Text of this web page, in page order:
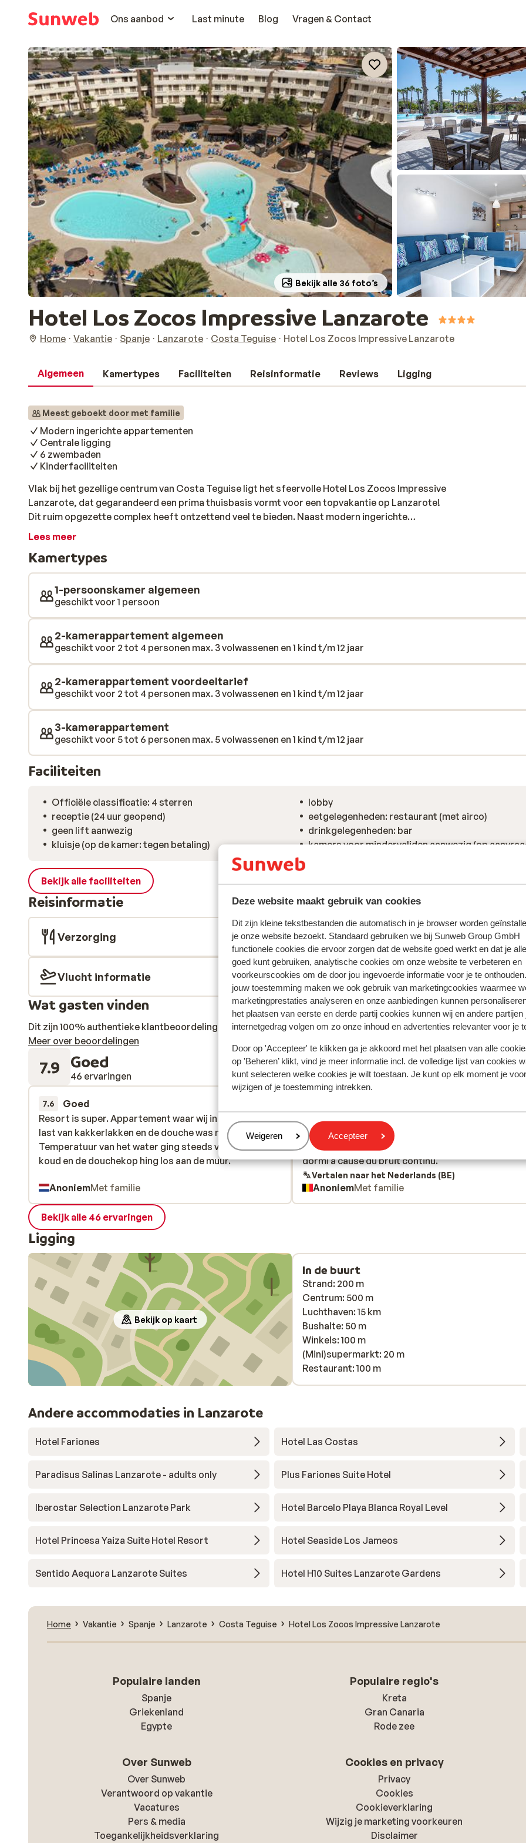
Deze website maakt gebruik van cookies
Dit zijn kleine tekstbestanden die automatisch in je browser worden
je onze website bezoekt. Standaard gebruiken we bij Sunweb Group GmbH
functionele cookies die ervoor zorgen dat de website goed werkt en dat je
goed kunt gebruiken, analytische cookies om onze website te verbeteren en
voorkeurscookies om de door jou ingevoerde informatie voor je te
jouw toestemming maken we ook gebruik van marketingcookies waarmee
marketingprestaties analyseren en onze aanbiedingen kunnen
het plaatsen van eerste en derde partij cookies kunnen wij en andere partijen
internetgedrag volgen om zo onze inhoud en advertenties relevanter voor je
Door op 'Accepteer' te klikken ga je akkoord met het plaatsen van alle
op 'Beheren’ klikt, vind je meer informatie incl. de volledige lijst van cookies
kunt selecteren welke cookies je wilt toestaan. Je kunt op elk moment je
wijzigen of je toestemming intrekken.
Beheren
Weigeren Accepteer
Ons aanbod
Last minute Blog Vragen & Contact
Bekijk alle 36 foto’s
Hotel Los Zocos Impressive Lanzarote
Home Vakantie Spanje Lanzarote Costa Teguise Hotel Los Zocos Impressive Lanzarote
Algemeen Kamertypes Faciliteiten Reisinformatie Reviews Ligging
Meest geboekt door met familie
Modern ingerichte appartementen
Centrale ligging
6 zwembaden
Kinderfaciliteiten
Vlak bij het gezellige centrum van Costa Teguise ligt het sfeervolle Hotel Los Zocos Impressive
Lanzarote, dat gegarandeerd een prima thuisbasis vormt voor een topvakantie op Lanzarote!
Dit ruim opgezette complex heeft ontzettend veel te bieden. Naast modern ingerichte
appartementen zorgt het vriendelijke personeel voor een ongedwongen en gezellige sfeer.
goede ligging op slechts enkele minuten lopen van het strand en centrum van Costa Teguise
maakt het plaatje helemaal af.
Lees meer
Kamertypes
1-persoonskamer algemeen
geschikt voor 1 persoon
2-kamerappartement algemeen
geschikt voor 2 tot 4 personen max. 3 volwassenen en 1 kind t/m 12 jaar
2-kamerappartement voordeeltarief
geschikt voor 2 tot 4 personen max. 3 volwassenen en 1 kind t/m 12 jaar
3-kamerappartement
geschikt voor 5 tot 6 personen max. 5 volwassenen en 1 kind t/m 12 jaar
Faciliteiten
Officiële classificatie: 4 sterren
receptie (24 uur geopend)
geen lift aanwezig
kluisje (op de kamer: tegen betaling)
lobby
eetgelegenheden: restaurant (met airco)
drinkgelegenheden: bar
kamers voor mindervaliden aanwezig (op
Bekijk alle faciliteiten
Reisinformatie
Verzorging
Vlucht informatie
Wat gasten vinden
Dit zijn 100% authentieke klantbeoordelingen die hun ervaring met ons product eerlijk weergeven.
Meer over beoordelingen
7.9 Goed
46 ervaringen Meest geboekt door met
7.6 Goed
Resort is super. Appartement waar wij in zaten had wel
last van kakkerlakken en de douche was niet prettig.
Temperatuur van het water ging steeds van heet naar
koud en de douchekop hing los aan de muur.
Resort is super. Appartement waar wij in zaten had wel
last van kakkerlakken en de douche was niet prettig.
Temperatuur van het water ging steeds van heet naar
koud en de douchekop hing los aan de muur.
AnoniemMet familie
Très belles piscines mais non chauffées donc
impraticables. Notre chambre était située à côté de
l'installation de ventilation et nous avons très mal
dormi à cause du bruit continu.
Très belles piscines mais non chauffées donc
impraticables. Notre chambre était située à côté de
l'installation de ventilation et nous avons très mal
dormi à cause du bruit continu.
Vertalen naar het Nederlands (BE)
AnoniemMet familie
Bekijk alle 46 ervaringen
Ligging
Bekijk op kaart
In de buurt
Strand: 200 m
Centrum: 500 m
Luchthaven: 15 km
Bushalte: 50 m
Winkels: 100 m
(Mini)supermarkt: 20 m
Restaurant: 100 m
Andere accommodaties in Lanzarote
Hotel Fariones Hotel Las Costas
Paradisus Salinas Lanzarote - adults only Plus Fariones Suite Hotel
Iberostar Selection Lanzarote Park Hotel Barcelo Playa Blanca Royal Level
Hotel Princesa Yaiza Suite Hotel Resort Hotel Seaside Los Jameos
Sentido Aequora Lanzarote Suites Hotel H10 Suites Lanzarote Gardens
Home Vakantie Spanje Lanzarote Costa Teguise Hotel Los Zocos Impressive Lanzarote
Populaire landen
Spanje
Griekenland
Egypte
Populaire regio's
Kreta
Gran Canaria
Rode zee
Over Sunweb
Over Sunweb
Verantwoord op vakantie
Vacatures
Pers & media
Toegankelijkheidsverklaring
Cookies en privacy
Privacy
Cookies
Cookieverklaring
Wijzig je marketing voorkeuren
Disclaimer